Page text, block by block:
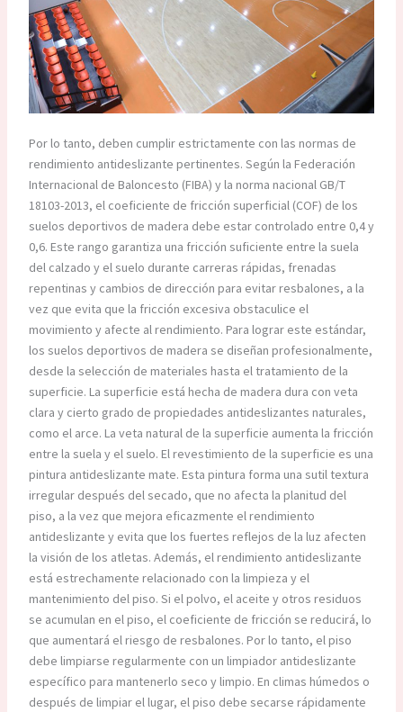
Por lo tanto, deben cumplir estrictamente con las normas de
rendimiento antideslizante pertinentes. Según la Federación
Internacional de Baloncesto (FIBA) y la norma nacional GB/T
18103-2013, el coeficiente de fricción superficial (COF) de los
suelos deportivos de madera debe estar controlado entre 0,4 y
0,6. Este rango garantiza una fricción suficiente entre la suela
del calzado y el suelo durante carreras rápidas, frenadas
repentinas y cambios de dirección para evitar resbalones, a la
vez que evita que la fricción excesiva obstaculice el
movimiento y afecte al rendimiento. Para lograr este estándar,
los suelos deportivos de madera se diseñan profesionalmente,
desde la selección de materiales hasta el tratamiento de la
superficie. La superficie está hecha de madera dura con veta
clara y cierto grado de propiedades antideslizantes naturales,
como el arce. La veta natural de la superficie aumenta la fricción
entre la suela y el suelo. El revestimiento de la superficie es una
pintura antideslizante mate. Esta pintura forma una sutil textura
irregular después del secado, que no afecta la planitud del
piso, a la vez que mejora eficazmente el rendimiento
antideslizante y evita que los fuertes reflejos de la luz afecten
la visión de los atletas. Además, el rendimiento antideslizante
está estrechamente relacionado con la limpieza y el
mantenimiento del piso. Si el polvo, el aceite y otros residuos
se acumulan en el piso, el coeficiente de fricción se reducirá, lo
que aumentará el riesgo de resbalones. Por lo tanto, el piso
debe limpiarse regularmente con un limpiador antideslizante
específico para mantenerlo seco y limpio. En climas húmedos o
después de limpiar el lugar, el piso debe secarse rápidamente